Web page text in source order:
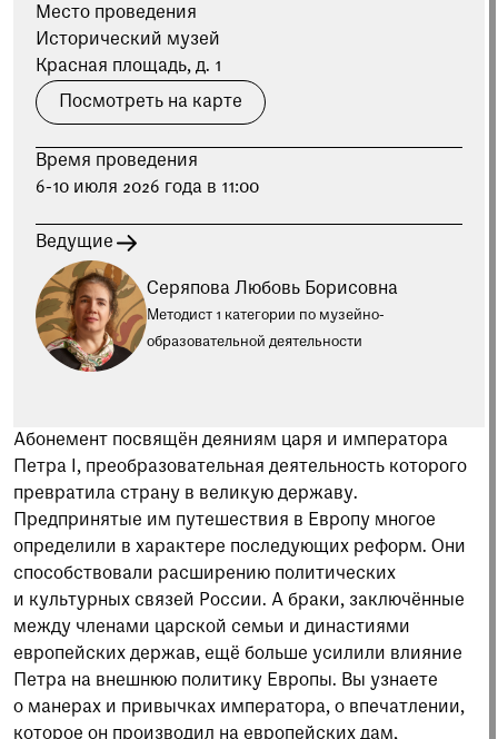
Опрос о качестве работы музея
Просим вас пройти опрос
о качестве работы музея. Ваше
Пройти опрос
Абонемент посвящён деяниям царя и императора
Петра I, преобразовательная деятельность которого
превратила страну в великую державу.
Предпринятые им путешествия в Европу многое
определили в характере последующих реформ. Они
способствовали расширению политических
и культурных связей России. А браки, заключённые
между членами царской семьи и династиями
европейских держав, ещё больше усилили влияние
Петра на внешнюю политику Европы. Вы узнаете
о манерах и привычках императора, о впечатлении,
которое он производил на европейских дам,
Место проведения
Исторический музей
Красная площадь, д. 1
Посмотреть на карте
Время проведения
6-10 июля 2026 года в 11:00
Ведущие
Серяпова Любовь Борисовна
Методист 1 категории по музейно-
образовательной деятельности